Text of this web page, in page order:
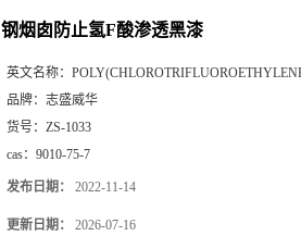
钢烟囱防止氢F酸渗透黑漆
英文名称：
品牌： 志盛威华
货号： ZS-1033
cas： 9010-75-7
发布日期： 2022-11-14
更新日期： 2026-07-16